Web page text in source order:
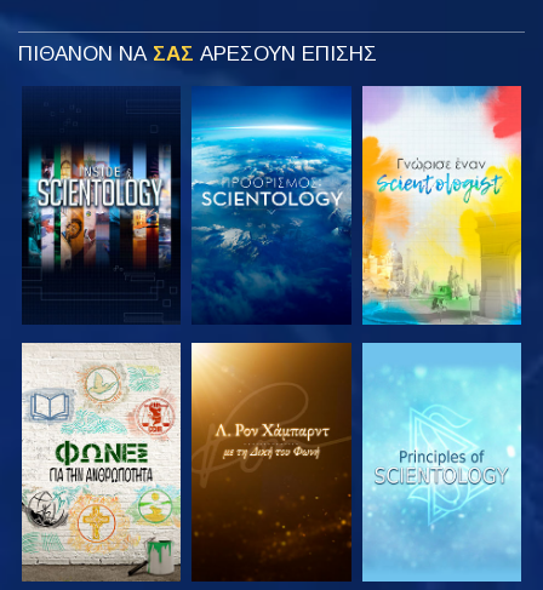
ΠΙΘΑΝΟΝ ΝΑ ΣΑΣ ΑΡΕΣΟΥΝ ΕΠΙΣΗΣ
ΕΞΕΡΕΥΝΗΣΤΕ
ΤΗ ΣΕΙΡΑ
ΕΞΕΡΕΥΝΗΣΤΕ
ΤΗ ΣΕΙΡΑ
ΕΞΕΡΕΥΝΗΣΤΕ
ΤΗ ΣΕΙΡΑ